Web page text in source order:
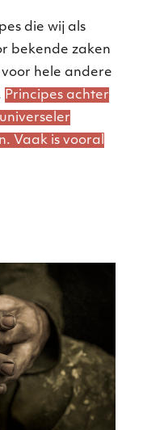
die wij als
bekende zaken
hele andere
Principes achter
Vaak is vooral